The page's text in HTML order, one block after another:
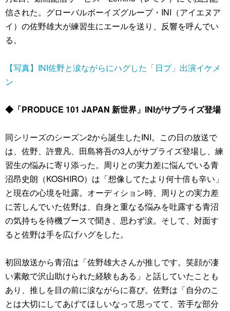
信された。グローバルボーイズグループ・INI（アイエヌア
イ）の佐野雄大が練習生にエールを送り、反響を呼んでい
る。
【写真】INI佐野と涙ながらにハグした「日プ」出演イケメ
ン
◆「PRODUCE 101 JAPAN 新世界」INIがサプライズ登場
同シリーズのシーズン2から誕生したINI。この日の放送で
は、佐野、許豊凡、田島将吾の3人がサプライズ登場し、練
習生の悩みに寄り添った。周りとの実力差に悩んでいる青
沼昂史朗（KOSHIRO）は「想像してたより何十倍も辛い」
と現在の心境を吐露。オーディション時、周りとの実力差
に苦しんでいた佐野は、自身と重なる悩みを吐露する青沼
の気持ちを待機ブースで聞き、思わず涙。そして、対面す
ると佐野は手を広げハグをした。
初回放送から青沼は「佐野雄大さんが推しです。笑顔が凄
い素敵で沢山助けられた経験もある」と話していたことも
あり、推しを目の前に涙ながらに喜び。佐野は「自分のこ
とは大切にしてあげてほしいなって思ってて、苦手な部分